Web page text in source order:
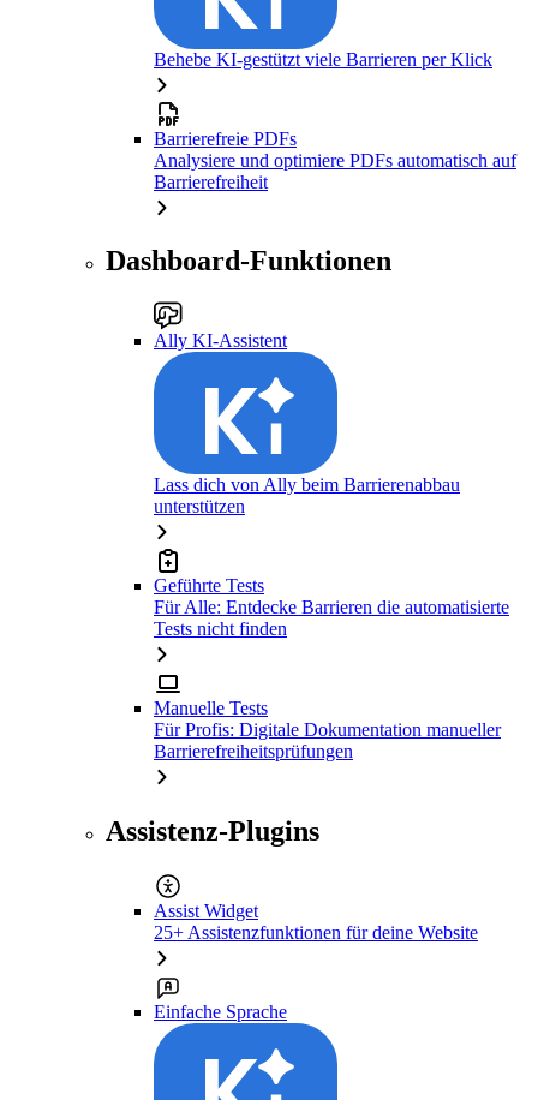
Behebe KI-gestützt viele Barrieren per Klick
Barrierefreie PDFs
Analysiere und optimiere PDFs automatisch auf
Barrierefreiheit
Dashboard-Funktionen
Ally KI-Assistent
Lass dich von Ally beim Barrierenabbau
unterstützen
Geführte Tests
Für Alle: Entdecke Barrieren die automatisierte
Tests nicht finden
Manuelle Tests
Für Profis: Digitale Dokumentation manueller
Barrierefreiheitsprüfungen
Assistenz-Plugins
Assist Widget
25+ Assistenzfunktionen für deine Website
Einfache Sprache